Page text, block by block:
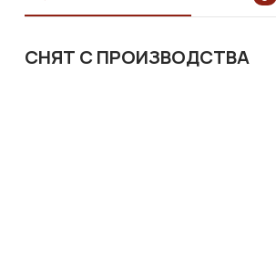
СНЯТ С ПРОИЗВОДСТВА